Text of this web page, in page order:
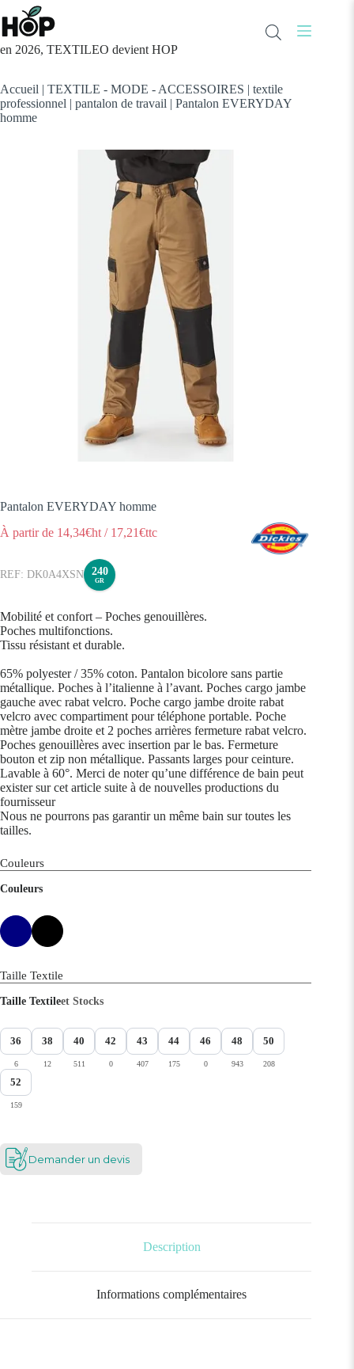
Passer
au
contenu
en 2026, TEXTILEO devient HOP
Accueil | TEXTILE - MODE - ACCESSOIRES | textile
professionnel | pantalon de travail | Pantalon EVERYDAY
homme
Pantalon EVERYDAY homme
À partir de 14,34€ht / 17,21€ttc
DK0A4XSN 240
GR
Mobilité et confort – Poches genouillères.
Poches multifonctions.
Tissu résistant et durable.
65% polyester / 35% coton. Pantalon bicolore sans partie
métallique. Poches à l’italienne à l’avant. Poches cargo jambe
gauche avec rabat velcro. Poche cargo jambe droite rabat
velcro avec compartiment pour téléphone portable. Poche
mètre jambe droite et 2 poches arrières fermeture rabat velcro.
Poches genouillères avec insertion par le bas. Fermeture
bouton et zip non métallique. Passants larges pour ceinture.
Lavable à 60°. Merci de noter qu’une différence de bain peut
exister sur cet article suite à de nouvelles productions du
fournisseur
Nous ne pourrons pas garantir un même bain sur toutes les
tailles.
Couleurs
Couleurs
Taille Textile
Taille Textileet Stocks
36
6
38
12
40
511
42
0
43
407
44
175
46
0
48
943
50
208
52
159
Demander un devis
Description
Informations complémentaires